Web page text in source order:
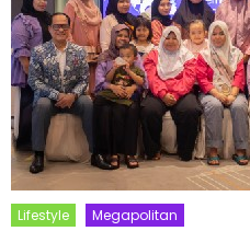
Lifestyle Megapolitan